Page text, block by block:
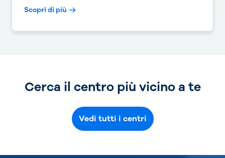
Scopri di più
Cerca il centro più vicino a te
Vedi tutti i centri